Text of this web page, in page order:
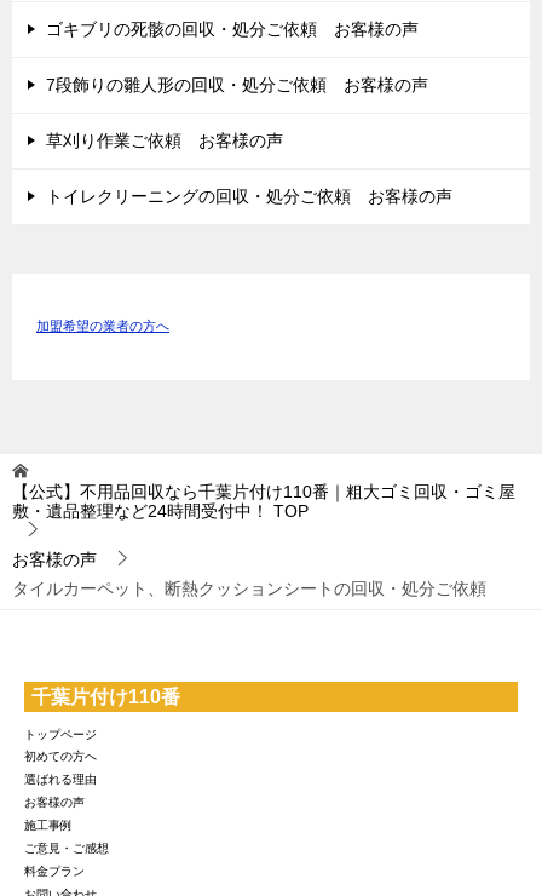
ゴキブリの死骸の回収・処分ご依頼 お客様の声
7段飾りの雛人形の回収・処分ご依頼 お客様の声
草刈り作業ご依頼 お客様の声
トイレクリーニングの回収・処分ご依頼 お客様の声
加盟希望の業者の方へ
【公式】不用品回収なら千葉片付け110番｜粗大ゴミ回収・ゴミ屋
敷・遺品整理など24時間受付中！
TOP
お客様の声
タイルカーペット、断熱クッションシートの回収・処分ご依頼
千葉片付け110番
トップページ
初めての方へ
選ばれる理由
お客様の声
施工事例
ご意見・ご感想
料金プラン